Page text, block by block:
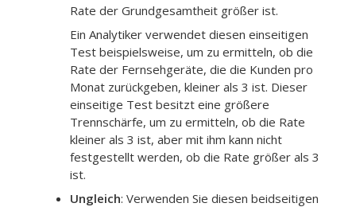
Rate der Grundgesamtheit größer ist.
Ein Analytiker verwendet diesen einseitigen
Test beispielsweise, um zu ermitteln, ob die
Rate der Fernsehgeräte, die die Kunden pro
Monat zurückgeben, kleiner als 3 ist. Dieser
einseitige Test besitzt eine größere
Trennschärfe, um zu ermitteln, ob die Rate
kleiner als 3 ist, aber mit ihm kann nicht
festgestellt werden, ob die Rate größer als 3
ist.
Ungleich: Verwenden Sie diesen beidseitigen